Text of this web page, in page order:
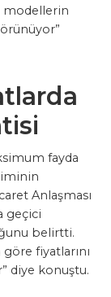
modellerin
fayda
Anlaşması
geçici
belirtti.
fiyatlarını
diye konuştu.